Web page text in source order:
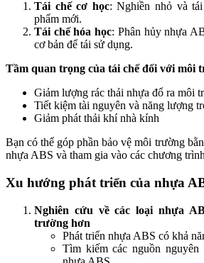
Tái chế cơ học: Nghiền nhỏ và
phẩm mới.
Tái chế hóa học: Phân hủy nhựa
cơ bản để tái sử dụng.
Tầm quan trọng của tái chế đối với môi
Giảm lượng rác thải nhựa đổ ra môi
Tiết kiệm tài nguyên và năng lượng
Giảm phát thải khí nhà kính
Bạn có thể góp phần bảo vệ môi trường
nhựa ABS và tham gia vào các chương
Xu hướng phát triển của nhựa
Nghiên cứu về các loại nhựa
trường hơn
Phát triển nhựa ABS có khả
Tìm kiếm các nguồn